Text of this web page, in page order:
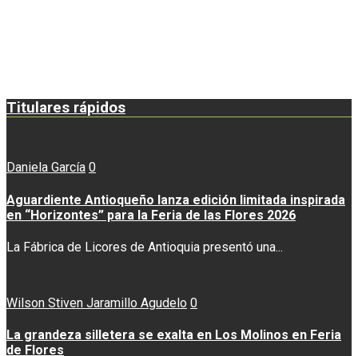
Titulares rápidos
Daniela García 0
Aguardiente Antioqueño lanza edición limitada inspirada
en “Horizontes” para la Feria de las Flores 2026
La Fábrica de Licores de Antioquia presentó una...
Wilson Stiven Jaramillo Agudelo 0
La grandeza silletera se exalta en Los Molinos en Feria
de Flores